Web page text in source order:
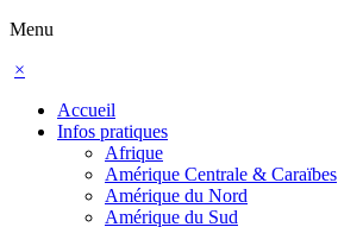
Menu
×
Accueil
Infos pratiques
Afrique
Amérique Centrale & Caraïbes
Amérique du Nord
Amérique du Sud